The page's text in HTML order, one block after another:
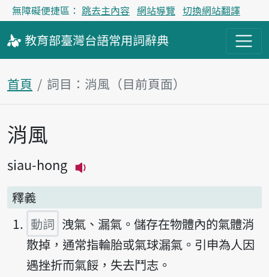
無障礙便捷區： 跳去主內容 網站導覽 切換網站翻譯
教育部臺灣台語常用詞辭典
首頁 詞目：消風（目前頁面）
主內容區塊
消風
siau-hong
釋義
動詞 洩氣、漏氣。儲存在物體內的氣體消
散掉，通常指輪胎或氣球漏氣。引申為人因
遇挫折而氣餒，失去鬥志。